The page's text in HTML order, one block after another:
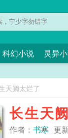
科幻小说 灵异
天阙太烂了
长生天
作者： 书寒 更